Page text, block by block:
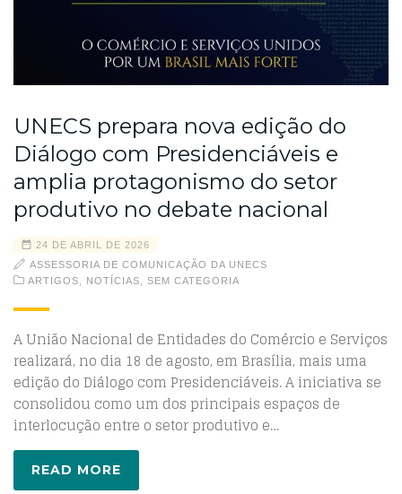
UNECS prepara nova edição do
Diálogo com Presidenciáveis e
amplia protagonismo do setor
produtivo no debate nacional
24 DE ABRIL DE 2026
ASSESSORIA DE COMUNICAÇÃO DA UNECS
ARTIGOS
NOTÍCIAS SEM CATEGORIA
A União Nacional de Entidades do Comércio e Serviços
realizará, no dia 18 de agosto, em Brasília, mais uma
edição do Diálogo com Presidenciáveis. A iniciativa se
consolidou como um dos principais espaços de
interlocução entre o setor produtivo e…
READ MORE